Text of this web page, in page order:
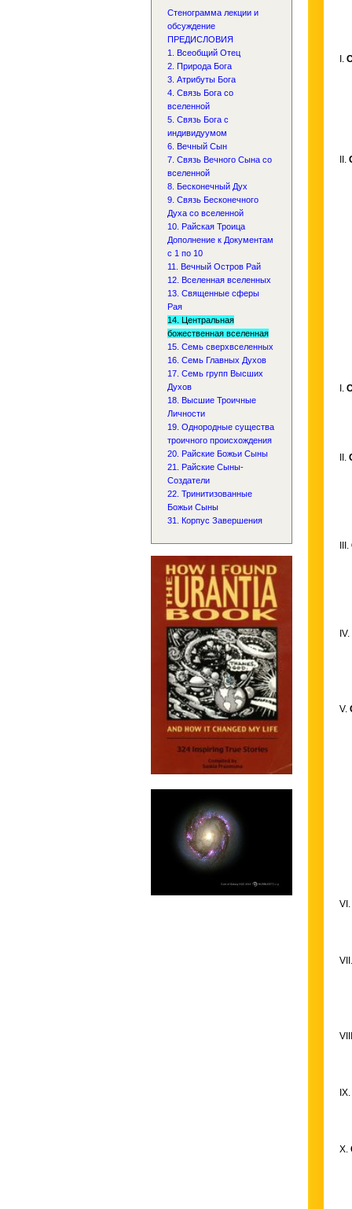
Стенограмма лекции и
обсуждение
ПРЕДИСЛОВИЯ
1. Всеобщий Отец
2. Природа Бога
3. Атрибуты Бога
4. Связь Бога со
вселенной
5. Связь Бога с
индивидуумом
6. Вечный Сын
7. Связь Вечного Сына со
вселенной
8. Бесконечный Дух
9. Связь Бесконечного
Духа со вселенной
10. Райская Троица
Дополнение к Документам
с 1 по 10
11. Вечный Остров Рай
12. Вселенная вселенных
13. Священные сферы
Рая
14. Центральная
божественная вселенная
15. Семь сверхвселенных
16. Семь Главных Духов
17. Семь групп Высших
Духов
18. Высшие Троичные
Личности
19. Однородные существа
троичного происхождения
20. Райские Божьи Сыны
21. Райские Сыны-
Создатели
22. Тринитизованные
Божьи Сыны
31. Корпус Завершения
I.
II.
I.
II.
III.
IV.
V.
VI.
VII.
IX.
X.